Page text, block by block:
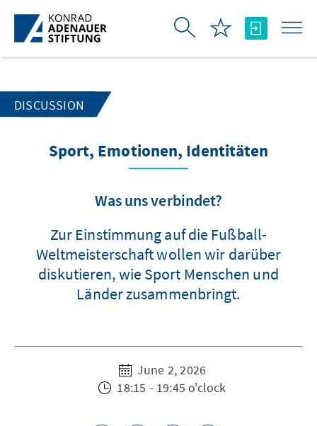
Skip to Main Content
DISCUSSION
Sport, Emotionen, Identitäten
Was uns verbindet?
Zur Einstimmung auf die Fußball-
Weltmeisterschaft wollen wir darüber
diskutieren, wie Sport Menschen und
Länder zusammenbringt.
June 2, 2026
18:15 - 19:45 o'clock